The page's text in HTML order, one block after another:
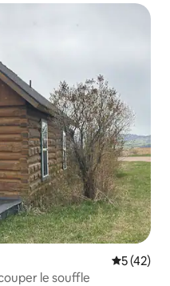
appréciés
5 (42)
le souffle